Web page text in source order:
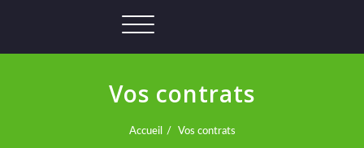
Vos contrats
Accueil Vos contrats